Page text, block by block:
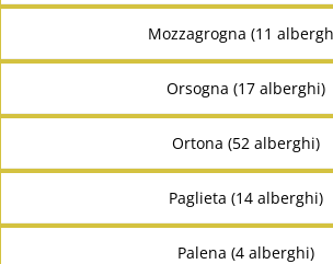
Mozzagrogna (11
Orsogna (17 alberghi)
Ortona (52 alberghi)
Paglieta (14 alberghi)
Palena (4 alberghi)